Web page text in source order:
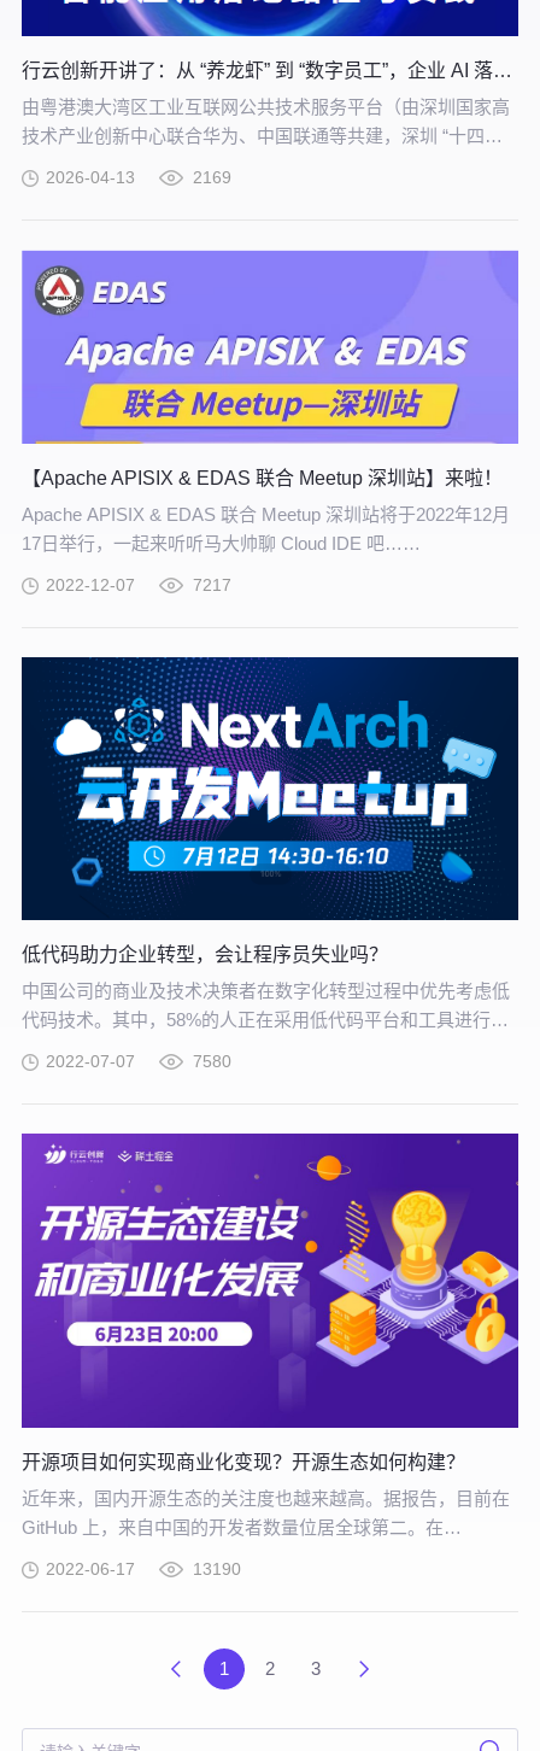
行云创新开讲了：从 “养龙虾” 到 “数字员工”，企业 AI 落地实战培训！
由粤港澳大湾区工业互联网公共技术服务平台（由深圳国家高
技术产业创新中心联合华为、中国联通等共建，深圳 “十四五”
——企业智能应用落地路径与实践】专题培训，将于 4 月 21
2026-04-13 2169
【Apache APISIX & EDAS 联合 Meetup 深圳站】来啦！
Apache APISIX & EDAS 联合 Meetup 深圳站将于2022年12月
17日举行，一起来听听马大帅聊 Cloud IDE 吧……
2022-12-07 7217
低代码助力企业转型，会让程序员失业吗？
中国公司的商业及技术决策者在数字化转型过程中优先考虑低
代码技术。其中，58%的人正在采用低代码平台和工具进行软
联网的协同作用使其在未来更为适合支撑企业的核心竞争力
2022-07-07 7580
开源项目如何实现商业化变现？开源生态如何构建？
近年来，国内开源生态的关注度也越来越高。据报告，目前在
GitHub 上，来自中国的开发者数量位居全球第二。在
影，但值得注意的是，虽然国内开源项目多，但具有国际影响
2022-06-17 13190
1 2 3